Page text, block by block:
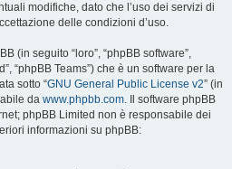
modifiche, dato che l’uso dei servizi di
delle condizioni d’uso.
(in seguito “loro”, “phpBB software”,
“phpBB Teams”) che è un software per la
sotto “GNU General Public License v2” (in
da www.phpbb.com. Il software phpBB
phpBB Limited non è responsabile dei
informazioni su phpBB: